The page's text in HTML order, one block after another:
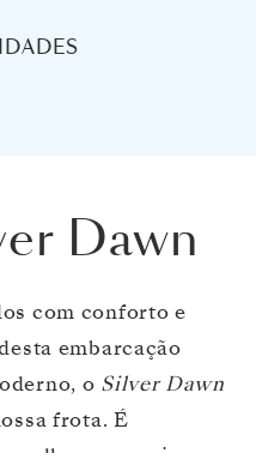
Dawn
com conforto e
embarcação
o Silver Dawn
frota. É